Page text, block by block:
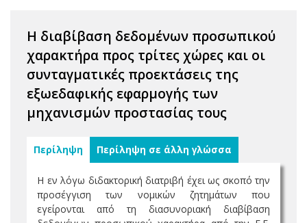
Η διαβίβαση δεδομένων προσωπικού
χαρακτήρα προς τρίτες χώρες και οι
συνταγματικές προεκτάσεις της
εξωεδαφικής εφαρμογής των
μηχανισμών προστασίας τους
Περίληψη Περίληψη σε άλλη γλώσσα
Η εν λόγω διδακτορική διατριβή έχει ως σκοπό την
προσέγγιση των νομικών ζητημάτων που
εγείρονται από τη διασυνοριακή διαβίβαση